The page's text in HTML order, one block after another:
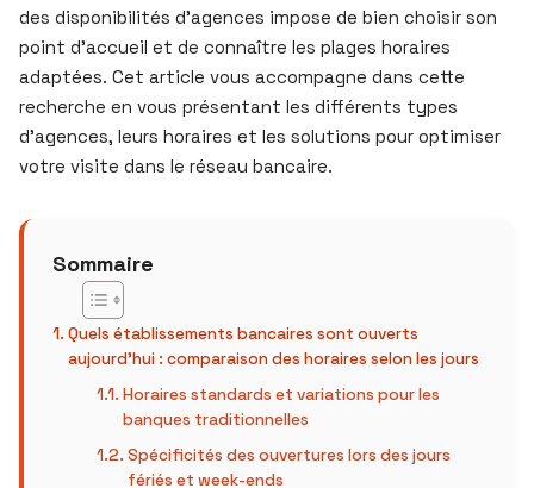
des disponibilités d’agences impose de bien choisir son
point d’accueil et de connaître les plages horaires
adaptées. Cet article vous accompagne dans cette
recherche en vous présentant les différents types
d’agences, leurs horaires et les solutions pour optimiser
votre visite dans le réseau bancaire.
Sommaire
Quels établissements bancaires sont ouverts
aujourd’hui : comparaison des horaires selon les jours
Horaires standards et variations pour les
banques traditionnelles
Spécificités des ouvertures lors des jours
fériés et week-ends